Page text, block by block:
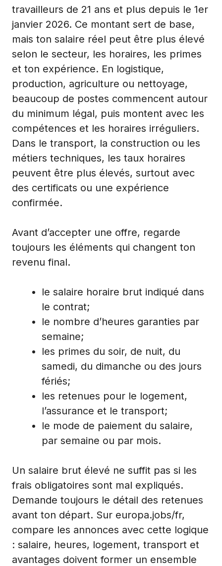
travailleurs de 21 ans et plus depuis le 1er
janvier 2026. Ce montant sert de base,
mais ton salaire réel peut être plus élevé
selon le secteur, les horaires, les primes
et ton expérience. En logistique,
production, agriculture ou nettoyage,
beaucoup de postes commencent autour
du minimum légal, puis montent avec les
compétences et les horaires irréguliers.
Dans le transport, la construction ou les
métiers techniques, les taux horaires
peuvent être plus élevés, surtout avec
des certificats ou une expérience
confirmée.
Avant d’accepter une offre, regarde
toujours les éléments qui changent ton
revenu final.
le salaire horaire brut indiqué dans
le contrat;
le nombre d’heures garanties par
semaine;
les primes du soir, de nuit, du
samedi, du dimanche ou des jours
fériés;
les retenues pour le logement,
l’assurance et le transport;
le mode de paiement du salaire,
par semaine ou par mois.
Un salaire brut élevé ne suffit pas si les
frais obligatoires sont mal expliqués.
Demande toujours le détail des retenues
avant ton départ. Sur europa.jobs/fr,
compare les annonces avec cette logique
: salaire, heures, logement, transport et
avantages doivent former un ensemble